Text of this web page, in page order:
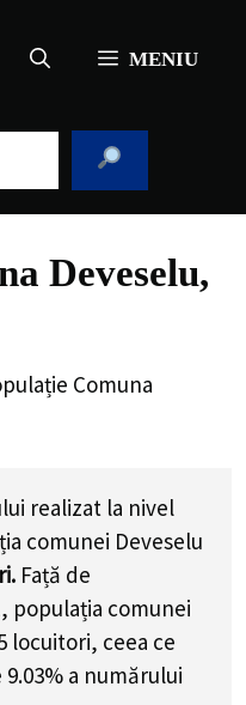
MENIU
Deveselu,
Comuna
realizat la nivel
comunei Deveselu
Față de
populația comunei
locuitori, ceea ce
a numărului